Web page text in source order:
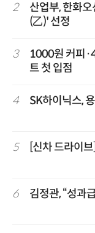
2
산업부, 한화
(乙)' 선정
3
1000원 커피
트 첫 입점
4 SK하이닉스,
5 [신차 드라이
6 김정관, “성과